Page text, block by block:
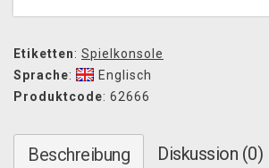
Etiketten: Spielkonsole
Sprache:
Englisch
Produktcode: 62666
Beschreibung Diskussion (0)